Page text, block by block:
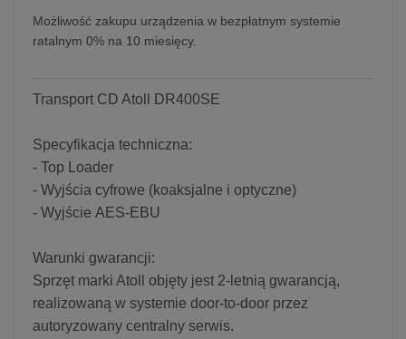
Możliwość zakupu urządzenia w bezpłatnym systemie
ratalnym 0% na 10 miesięcy.
Transport CD Atoll DR400SE
Specyfikacja techniczna:
- Top Loader
- Wyjścia cyfrowe (koaksjalne i optyczne)
- Wyjście AES-EBU
Warunki gwarancji:
Sprzęt marki Atoll objęty jest 2-letnią gwarancją,
realizowaną w systemie door-to-door przez
autoryzowany centralny serwis.